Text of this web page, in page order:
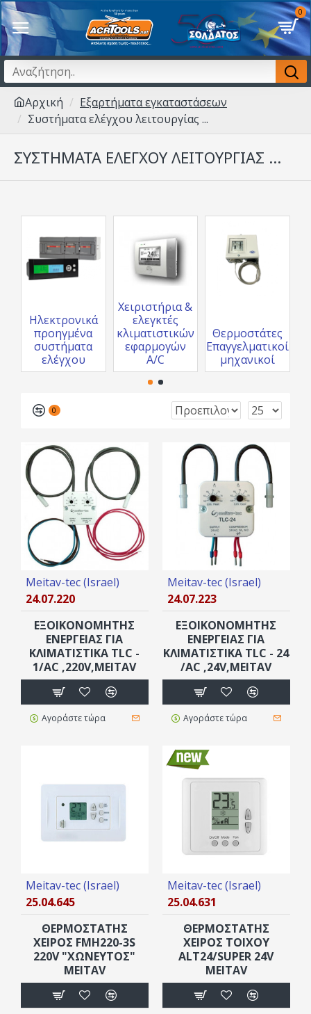
0
Αρχική
Εξαρτήματα εγκαταστάσεων
Συστήματα ελέγχου λειτουργίας ...
ΣΥΣΤΉΜΑΤΑ ΕΛΈΓΧΟΥ ΛΕΙΤΟΥΡΓΊΑΣ ...
Ηλεκτρονικά
προηγμένα
συστήματα
ελέγχου
Χειριστήρια &
ελεγκτές
κλιματιστικών
εφαρμογών
A/C
Θερμοστάτες
Eπαγγελματικοί
μηχανικοί
0
Meitav-tec (Israel)
24.07.220
EΞΟΙΚΟΝΟΜΗΤΗΣ
ΕΝΕΡΓΕΙΑΣ ΓΙΑ
ΚΛΙΜΑΤΙΣΤΙΚΆ TLC -
1/AC ,220V,MEITAV
Αγοράστε τώρα
Meitav-tec (Israel)
24.07.223
EΞΟΙΚΟΝΟΜΗΤΗΣ
ΕΝΕΡΓΕΙΑΣ ΓΙΑ
ΚΛΙΜΑΤΙΣΤΙΚΆ TLC - 24
/AC ,24V,MEITAV
Αγοράστε τώρα
Meitav-tec (Israel)
25.04.645
ΘΕΡΜΟΣΤΑΤΗΣ
XEIPΟΣ FMH220-3S
220V "ΧΩΝΕΥΤΌΣ"
ΜΕΙΤΑV
Meitav-tec (Israel)
25.04.631
ΘΕΡΜΟΣΤΑΤΗΣ
ΧΕΙΡΟΣ ΤΟΙΧΟΥ
ALT24/SUPER 24V
ΜΕΙΤAV